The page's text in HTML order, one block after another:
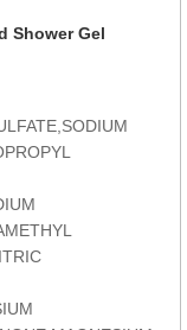
Shower Gel